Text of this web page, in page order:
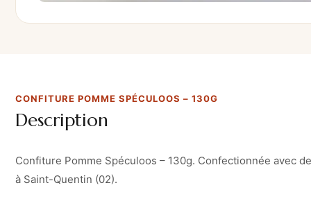
CONFITURE POMME SPÉCULOOS – 130G
Description
Confiture Pomme Spéculoos – 130g. Confectionnée avec
à Saint-Quentin (02).